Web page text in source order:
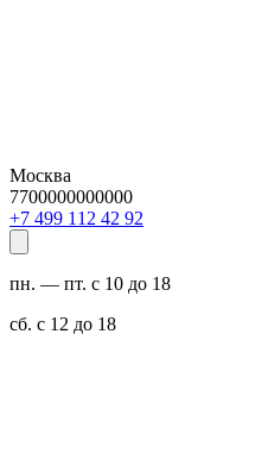
Москва
7700000000000
29 24 211 994 7+
пн. — пт. с 10 до 18
сб. с 12 до 18